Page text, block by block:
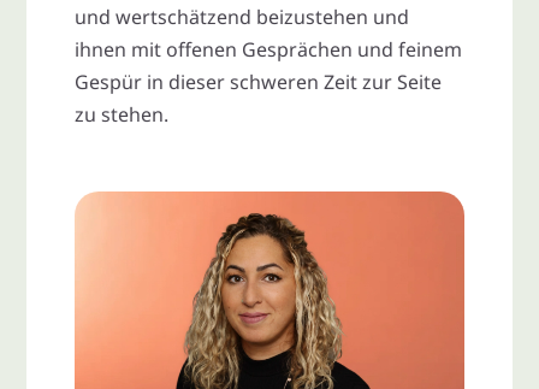
und wertschätzend beizustehen und
ihnen mit offenen Gesprächen und feinem
Gespür in dieser schweren Zeit zur Seite
zu stehen.